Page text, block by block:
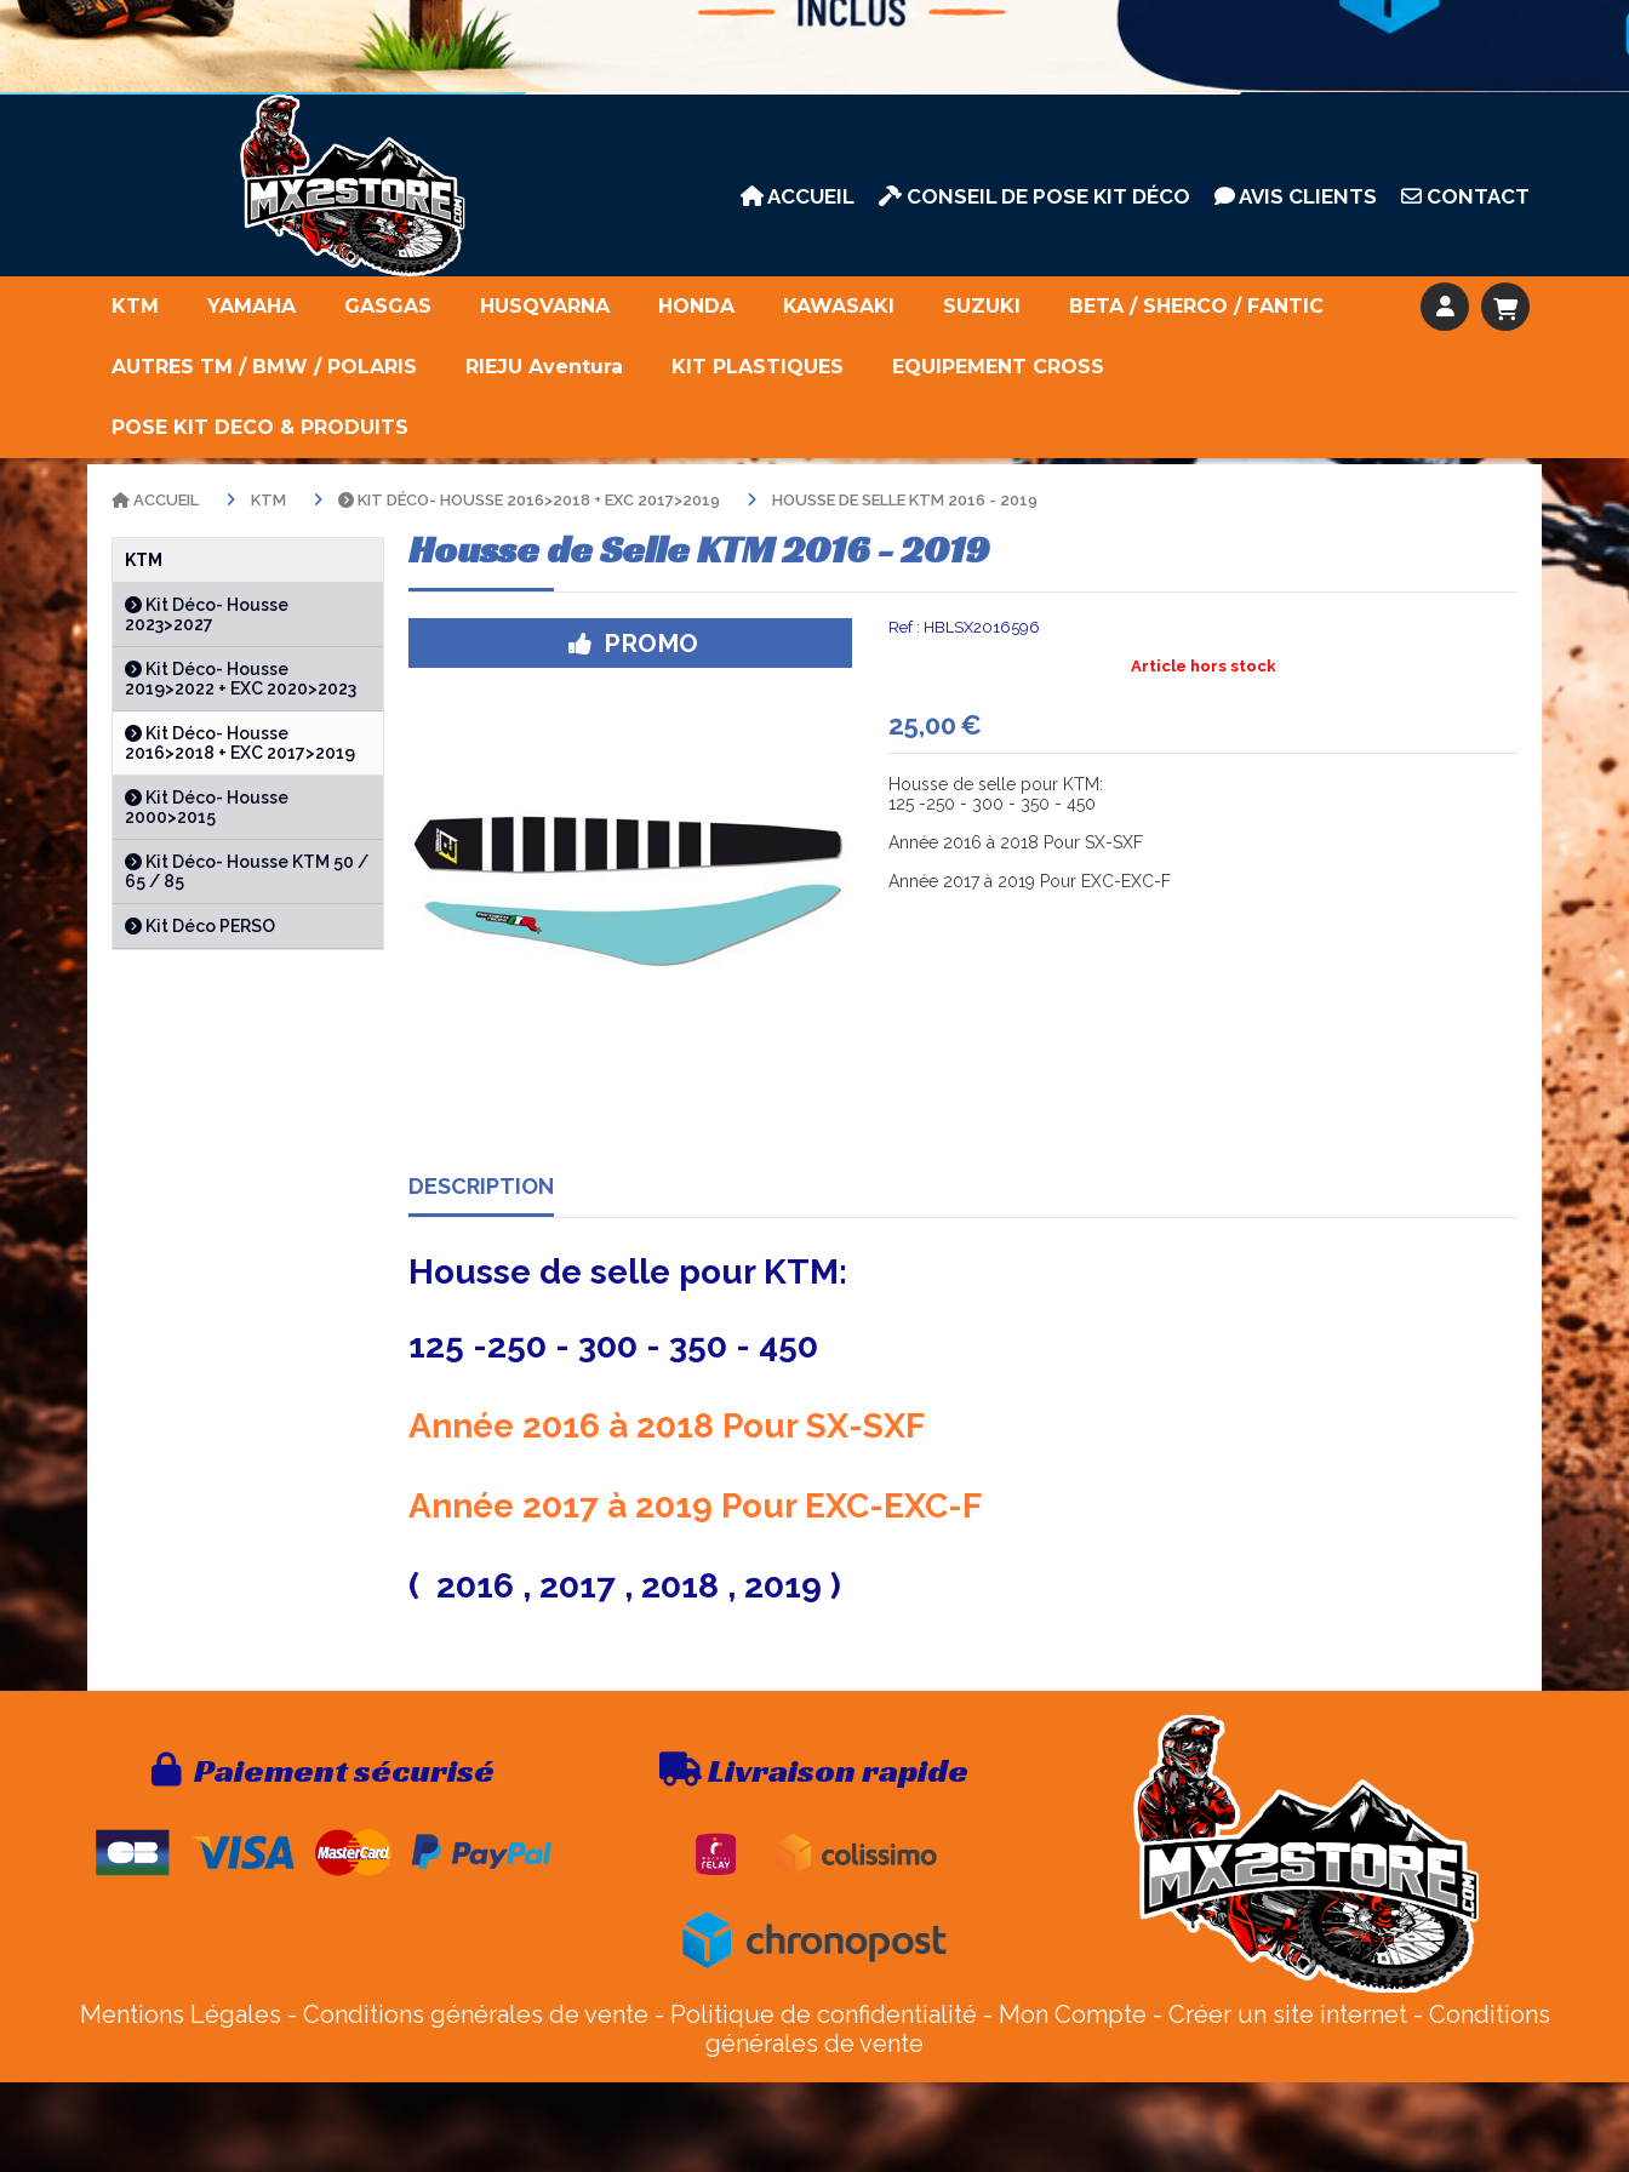
ACCUEIL CONSEIL DE POSE KIT DÉCO AVIS CLIENTS CONTACT
KTM YAMAHA GASGAS HUSQVARNA HONDA KAWASAKI SUZUKI BETA / SHERCO / FANTIC
AUTRES TM / BMW / POLARIS RIEJU Aventura KIT PLASTIQUES EQUIPEMENT CROSS
POSE KIT DECO & PRODUITS
KTM
Kit Déco- Housse
2023>2027
Kit Déco- Housse
2019>2022 + EXC 2020>2023
Kit Déco- Housse
2016>2018 + EXC 2017>2019
Kit Déco- Housse
2000>2015
Kit Déco- Housse KTM 50 /
65 / 85
Kit Déco PERSO
ACCUEIL KTM KIT DÉCO- HOUSSE 2016>2018 + EXC 2017>2019 HOUSSE DE SELLE KTM 2016 - 2019
Housse de Selle KTM 2016 - 2019
PROMO
Ref : HBLSX2016596
25,00€
Article hors stock
Housse de selle pour KTM:
125 -250 - 300 - 350 - 450
Année 2016 à 2018 Pour SX-SXF
Année 2017 à 2019 Pour EXC-EXC-F
DESCRIPTION
Housse de selle pour KTM:
125 -250 - 300 - 350 - 450
Année 2016 à 2018 Pour SX-SXF
Année 2017 à 2019 Pour EXC-EXC-F
( 2016 , 2017 , 2018 , 2019 )
 Paiement sécurisé Livraison rapide
Mentions Légales Conditions générales de vente Politique de confidentialité Mon Compte Créer un site internet
Conditions
générales de vente